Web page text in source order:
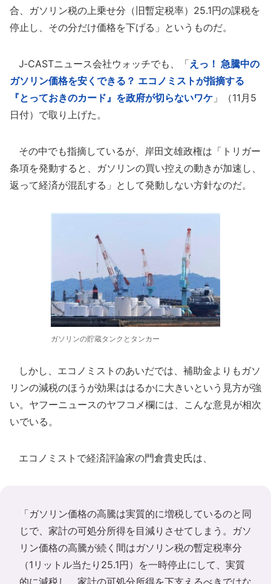
合、ガソリン税の上乗せ分（旧暫定税率）25.1円の課税を
停止し、その分だけ価格を下げる」というものだ。
J‐CASTニュース会社ウォッチでも、「えっ！ 急騰中の
ガソリン価格を安くできる？ エコノミストが指摘する
『とっておきのカード』を政府が切らないワケ 」（11月5
日付）で取り上げた。
その中でも指摘しているが、岸田文雄政権は「トリガー
条項を発動すると、ガソリンの買い控えの動きが加速し、
返って経済が混乱する」として発動しない方針なのだ。
ガソリンの貯蔵タンクとタンカー
しかし、エコノミストのあいだでは、補助金よりもガソ
リンの減税のほうが効果ははるかに大きいという見方が強
い。ヤフーニュースのヤフコメ欄には、こんな意見が相次
いでいる。
エコノミストで経済評論家の門倉貴史氏は、
「ガソリン価格の高騰は実質的に増税しているのと同
じで、家計の可処分所得を目減りさせてしまう。ガソ
リン価格の高騰が続く間はガソリン税の暫定税率分
（1リットル当たり25.1円）を一時停止にして、実質